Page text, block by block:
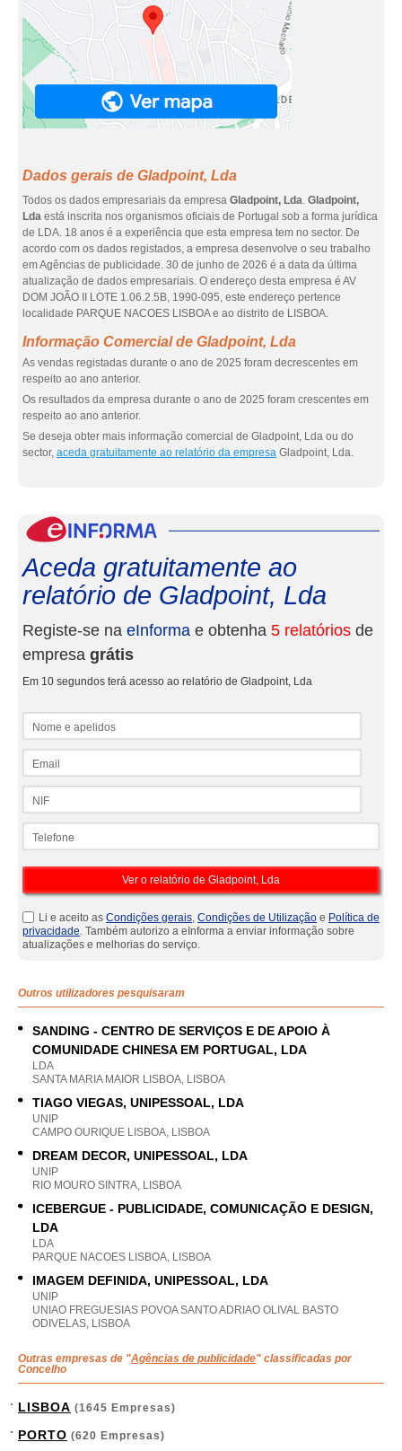
Dados gerais de Gladpoint, Lda
Todos os dados empresariais da empresa Gladpoint, Lda. Gladpoint,
Lda está inscrita nos organismos oficiais de Portugal sob a forma jurídica
de LDA. 18 anos é a experiência que esta empresa tem no sector. De
acordo com os dados registados, a empresa desenvolve o seu trabalho
em Agências de publicidade. 30 de junho de 2026 é a data da última
atualização de dados empresariais. O endereço desta empresa é AV
DOM JOÃO II LOTE 1.06.2.5B, 1990-095, este endereço pertence
localidade PARQUE NACOES LISBOA e ao distrito de LISBOA.
Informação Comercial de Gladpoint, Lda
As vendas registadas durante o ano de 2025 foram decrescentes em
respeito ao ano anterior.
Os resultados da empresa durante o ano de 2025 foram crescentes em
respeito ao ano anterior.
Se deseja obter mais informação comercial de Gladpoint, Lda ou do
sector, aceda gratuitamente ao relatório da empresa Gladpoint, Lda.
Aceda gratuitamente ao
relatório de Gladpoint, Lda
Registe-se na eInforma e obtenha 5 relatórios de
empresa grátis
Em 10 segundos terá acesso ao relatório de Gladpoint, Lda
Li e aceito as Condições gerais, Condições de Utilização e Política de
privacidade. Também autorizo a eInforma a enviar informação sobre
atualizações e melhorias do serviço.
Outros utilizadores pesquisaram
SANDING - CENTRO DE SERVIÇOS E DE APOIO À
COMUNIDADE CHINESA EM PORTUGAL, LDA
LDA
SANTA MARIA MAIOR LISBOA, LISBOA
TIAGO VIEGAS, UNIPESSOAL, LDA
UNIP
CAMPO OURIQUE LISBOA, LISBOA
DREAM DECOR, UNIPESSOAL, LDA
UNIP
RIO MOURO SINTRA, LISBOA
ICEBERGUE - PUBLICIDADE, COMUNICAÇÃO E DESIGN,
LDA
LDA
PARQUE NACOES LISBOA, LISBOA
IMAGEM DEFINIDA, UNIPESSOAL, LDA
UNIP
UNIAO FREGUESIAS POVOA SANTO ADRIAO OLIVAL BASTO
ODIVELAS, LISBOA
Outras empresas de "Agências de publicidade" classificadas por
Concelho
LISBOA (1645 Empresas)
PORTO (620 Empresas)